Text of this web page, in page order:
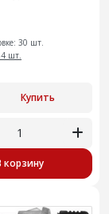
30 шт.
шт.
Купить
корзину